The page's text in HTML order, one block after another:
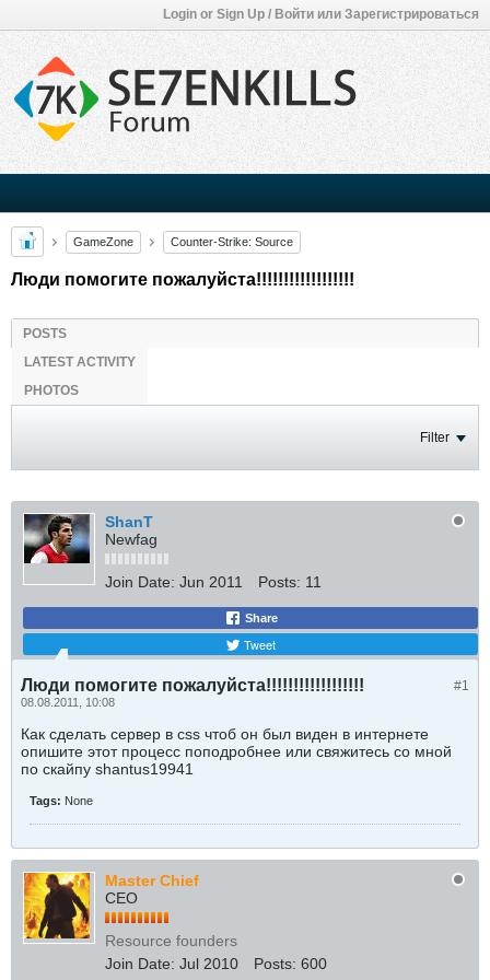
Login or Sign Up / Войти или Зарегистрироваться
GameZone Counter-Strike: Source
Люди помогите пожалуйста!!!!!!!!!!!!!!!!!!
POSTS
LATEST ACTIVITY
PHOTOS
Filter
ShanT
Newfag
Join Date: Jun 2011 Posts: 11
Share
Tweet
#1
Люди помогите пожалуйста!!!!!!!!!!!!!!!!!!
08.08.2011, 10:08
Как сделать сервер в css чтоб он был виден в интернете
опишите этот процесс поподробнее или свяжитесь со мной
по скайпу shantus19941
Tags: None
Master Chief
CEO
Resource founders
Join Date: Jul 2010 Posts: 600